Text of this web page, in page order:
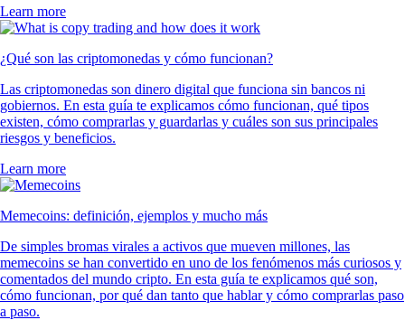
Learn more
¿Qué son las criptomonedas y cómo funcionan?
Las criptomonedas son dinero digital que funciona sin bancos ni
gobiernos. En esta guía te explicamos cómo funcionan, qué tipos
existen, cómo comprarlas y guardarlas y cuáles son sus principales
riesgos y beneficios.
Learn more
Memecoins: definición, ejemplos y mucho más
De simples bromas virales a activos que mueven millones, las
memecoins se han convertido en uno de los fenómenos más curiosos y
comentados del mundo cripto. En esta guía te explicamos qué son,
cómo funcionan, por qué dan tanto que hablar y cómo comprarlas paso
a paso.